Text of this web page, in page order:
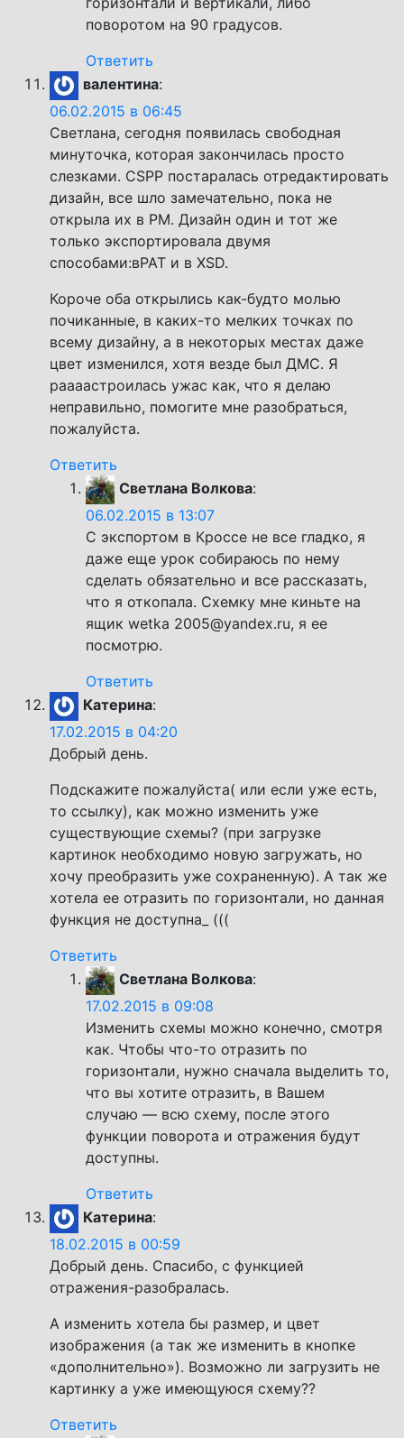
поворотом на 90 градусов.
Ответить
валентина:
06.02.2015 в 06:45
Светлана, сегодня появилась свободная
минуточка, которая закончилась просто
слезками. CSPP постаралась отредактировать
дизайн, все шло замечательно, пока не
открыла их в РМ. Дизайн один и тот же
только экспортировала двумя
способами:вРАТ и в ХSD.
Короче оба открылись как-будто молью
почиканные, в каких-то мелких точках по
всему дизайну, а в некоторых местах даже
цвет изменился, хотя везде был ДМС. Я
раааастроилась ужас как, что я делаю
неправильно, помогите мне разобраться,
пожалуйста.
Ответить
Светлана Волкова:
06.02.2015 в 13:07
С экспортом в Кроссе не все гладко, я
даже еще урок собираюсь по нему
сделать обязательно и все рассказать,
что я откопала. Схемку мне киньте на
ящик wetka 2005@yandex.ru, я ее
посмотрю.
Ответить
Катерина:
17.02.2015 в 04:20
Добрый день.
Подскажите пожалуйста( или если уже есть,
то ссылку), как можно изменить уже
существующие схемы? (при загрузке
картинок необходимо новую загружать, но
хочу преобразить уже сохраненную). А так же
хотела ее отразить по горизонтали, но данная
функция не доступна_ (((
Ответить
Светлана Волкова:
17.02.2015 в 09:08
Изменить схемы можно конечно, смотря
как. Чтобы что-то отразить по
горизонтали, нужно сначала выделить то,
что вы хотите отразить, в Вашем
случаю — всю схему, после этого
функции поворота и отражения будут
доступны.
Ответить
Катерина:
18.02.2015 в 00:59
Добрый день. Спасибо, с функцией
отражения-разобралась.
А изменить хотела бы размер, и цвет
изображения (а так же изменить в кнопке
«дополнительно»). Возможно ли загрузить не
картинку а уже имеющуюся схему??
Ответить